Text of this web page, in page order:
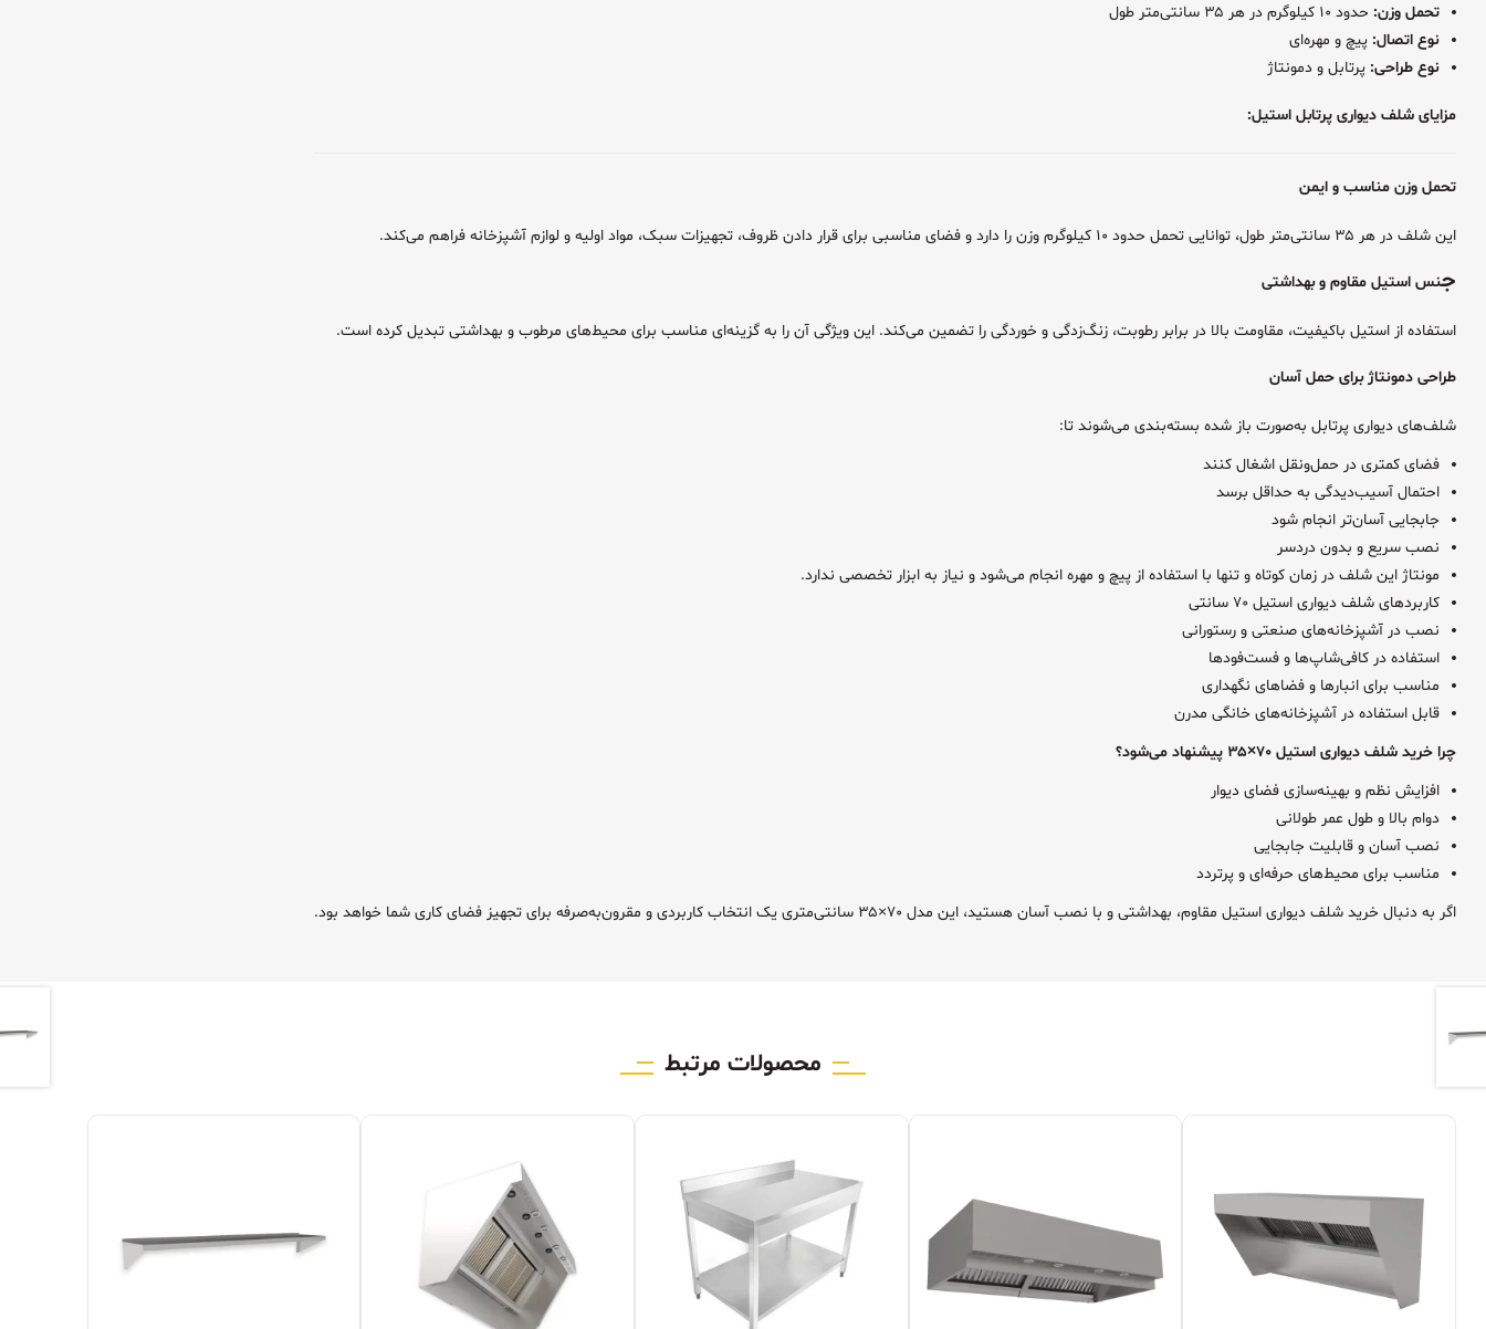
تحمل وزن: حدود ۱۰ کیلوگرم در هر ۳۵ سانتی‌متر طول
نوع اتصال: پیچ و مهره‌ای
نوع طراحی: پرتابل و دمونتاژ
مزایای شلف دیواری پرتابل استیل:
تحمل وزن مناسب و ایمن
این شلف در هر ۳۵ سانتی‌متر طول، توانایی تحمل حدود ۱۰ کیلوگرم وزن را دارد و فضای مناسبی برای قرار دادن ظروف، تجهیزات سبک، مواد اولیه و لوازم آشپزخانه فراهم می‌کند.
جنس استیل مقاوم و بهداشتی
استفاده از استیل باکیفیت، مقاومت بالا در برابر رطوبت، زنگ‌زدگی و خوردگی را تضمین می‌کند. این ویژگی آن را به گزینه‌ای مناسب برای محیط‌های مرطوب و بهداشتی تبدیل کرده است.
طراحی دمونتاژ برای حمل آسان
شلف‌های دیواری پرتابل به‌صورت باز شده بسته‌بندی می‌شوند تا:
فضای کمتری در حمل‌ونقل اشغال کنند
احتمال آسیب‌دیدگی به حداقل برسد
جابجایی آسان‌تر انجام شود
نصب سریع و بدون دردسر
مونتاژ این شلف در زمان کوتاه و تنها با استفاده از پیچ و مهره انجام می‌شود و نیاز به ابزار تخصصی ندارد.
کاربردهای شلف دیواری استیل ۷۰ سانتی
نصب در آشپزخانه‌های صنعتی و رستورانی
استفاده در کافی‌شاپ‌ها و فست‌فودها
مناسب برای انبارها و فضاهای نگهداری
قابل استفاده در آشپزخانه‌های خانگی مدرن
چرا خرید شلف دیواری استیل ۷۰×۳۵ پیشنهاد می‌شود؟
افزایش نظم و بهینه‌سازی فضای دیوار
دوام بالا و طول عمر طولانی
نصب آسان و قابلیت جابجایی
مناسب برای محیط‌های حرفه‌ای و پرتردد
اگر به دنبال خرید شلف دیواری استیل مقاوم، بهداشتی و با نصب آسان هستید، این مدل ۷۰×۳۵ سانتی‌متری یک انتخاب کاربردی و مقرون‌به‌صرفه برای تجهیز فضای کاری شما خواهد بود.
محصولات مرتبط